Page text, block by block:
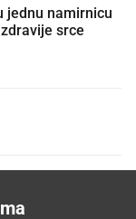
jednu namirnicu
srce